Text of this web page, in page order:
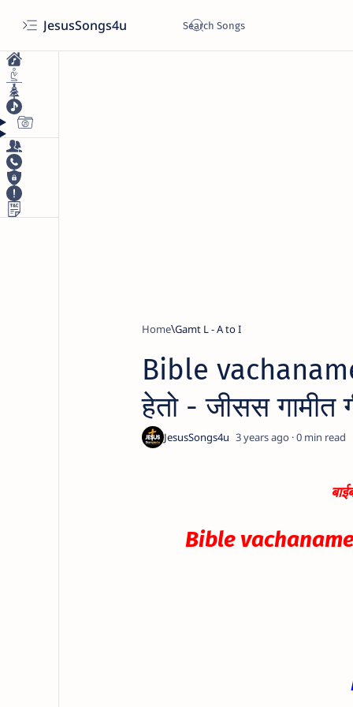
JesusSongs4u
Home Gamt L - A to I
Bible
हेतो - जीसस गामीत
3 years ago 0
Bible